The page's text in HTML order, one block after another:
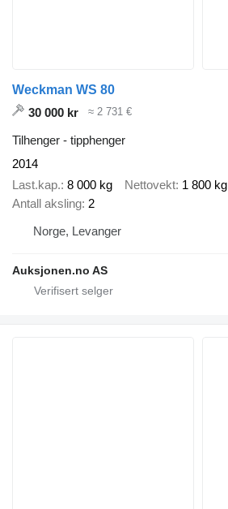
Weckman WS 80
30 000 kr
≈ 2 731 €
Tilhenger - tipphenger
2014
Last.kap. 8 000 kg Nettovekt 1 800 kg
Antall aksling 2
Norge, Levanger
Auksjonen.no AS